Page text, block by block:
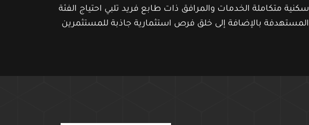
سكنية متكاملة الخدمات والمرافق ذات طابع فريد تلبي احتياج الفئة
المستهدفة بالإضافة إلى خلق فرص استثمارية جاذبة للمستثمرين